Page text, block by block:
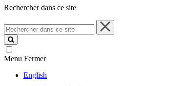
Rechercher dans ce site
Rechercher
dans
ce
site
Menu Fermer
English